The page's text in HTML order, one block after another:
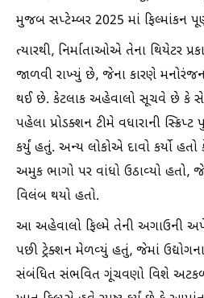
મુજબ સપ્ટેમ્બર 2025 માં ફિલ્માંકન
ત્યારથી, નિર્માતાઓએ તેના થિયેટર
જાળવી રાખ્યું છે, જેના કારણે
થઈ છે. કેટલાક અહેવાલો સૂચવે છે કે
પહેલા પ્રોડક્શન ટીમે વધારાની
કર્યું હતું. અન્ય લોકોએ દાવો કર્યો
અમુક ભાગો પર વાંધો ઉઠાવ્યો હતો,
વિલંબ થયો હતો.
આ અહેવાલો ફિલ્મે તેની અગાઉની
પછી ટ્રેક્શન મેળવ્યું હતું, જેમાં ઉદ્યોગના
સંબંધિત સંભવિત ગૂંચવણો વિશે